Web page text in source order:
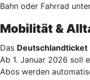
Bahn oder Fahrrad
Mobilität &
Das Deutschlandticket
Ab 1. Januar 2026 soll
Abos werden